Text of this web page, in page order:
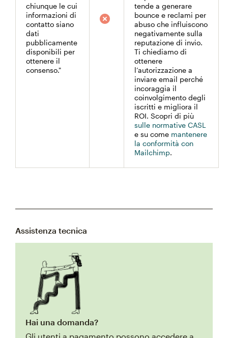
chiunque le cui
informazioni di
contatto siano
dati
pubblicamente
disponibili per
ottenere il
consenso."
tende a generare
bounce e reclami per
abuso che influiscono
negativamente sulla
reputazione di invio.
Ti chiediamo di
ottenere
l’autorizzazione a
inviare email perché
incoraggia il
coinvolgimento degli
iscritti e migliora il
ROI. Scopri di più
sulle normative CASL
e su come mantenere
la conformità con
Mailchimp.
Assistenza tecnica
Hai una domanda?